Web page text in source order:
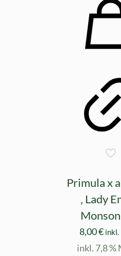
Primula x
‚ Lady
Monson
8,00€ inkl.
inkl. 7,8 %